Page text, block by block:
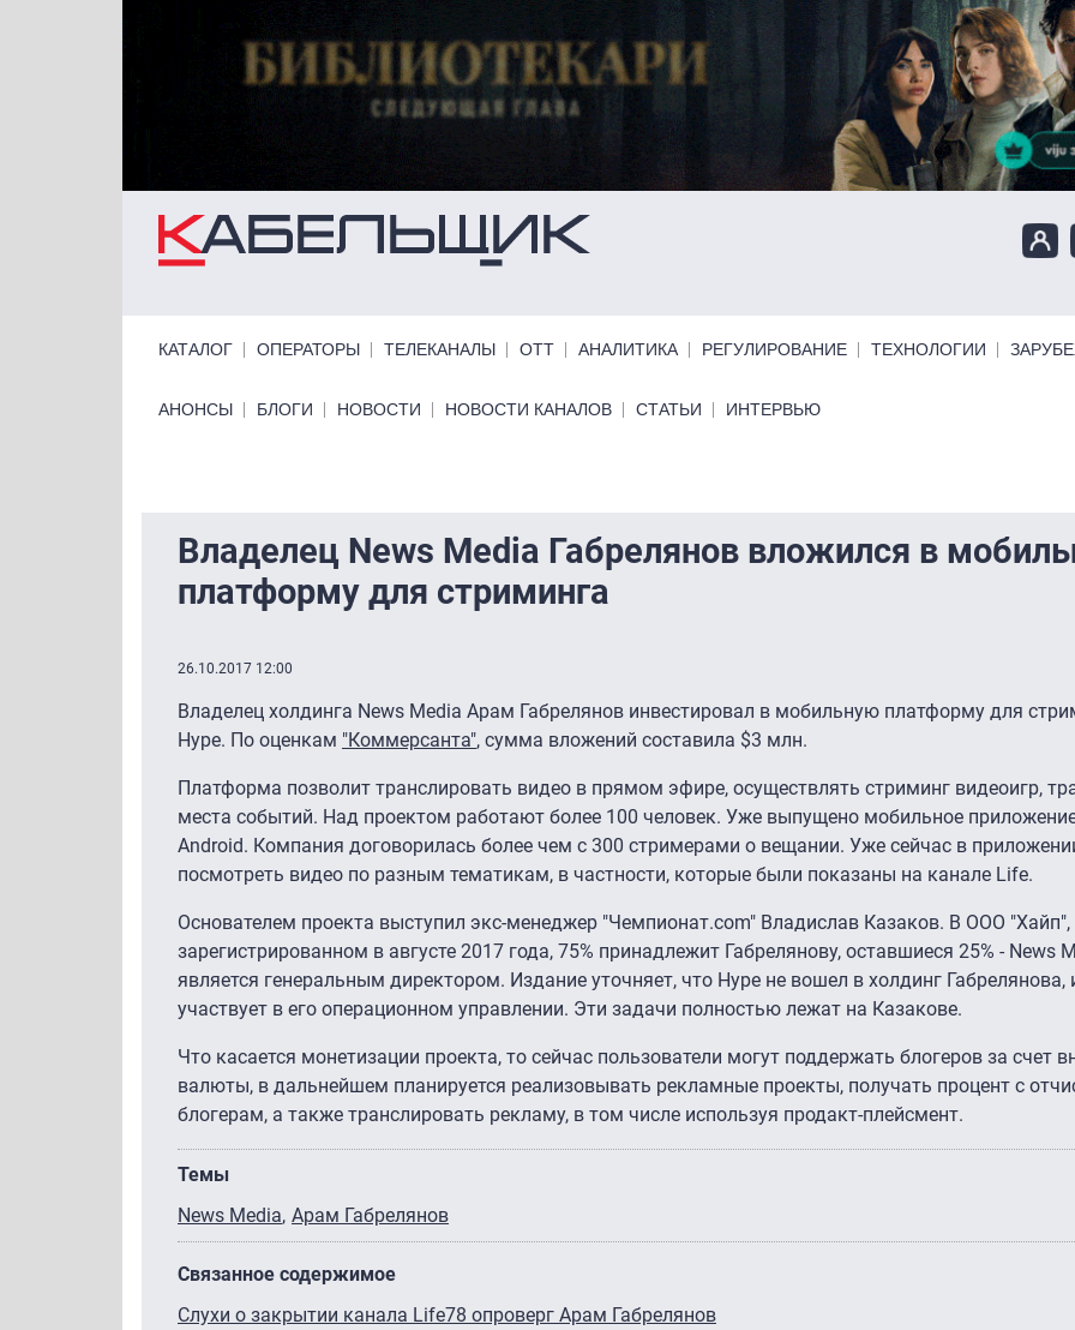
КАТАЛОГ ОПЕРАТОРЫ ТЕЛЕКАНАЛЫ ОТТ АНАЛИТИКА РЕГУЛИРОВАНИЕ ТЕХНОЛОГИИ
Primary links bottom
АНОНСЫ БЛОГИ НОВОСТИ НОВОСТИ КАНАЛОВ СТАТЬИ ИНТЕРВЬЮ
Владелец News Media Габрелянов вложился в
платформу для стриминга
26.10.2017 12:00
Владелец холдинга News Media Арам Габрелянов инвестировал в мобильную платформу для
Hype. По оценкам "Коммерсанта", сумма вложений составила $3 млн.
Платформа позволит транслировать видео в прямом эфире, осуществлять стриминг видеоигр,
места событий. Над проектом работают более 100 человек. Уже выпущено мобильное
Android. Компания договорилась более чем с 300 стримерами о вещании. Уже сейчас в
посмотреть видео по разным тематикам, в частности, которые были показаны на канале Life.
Основателем проекта выступил экс-менеджер "Чемпионат.com" Владислав Казаков. В ООО "Хайп",
зарегистрированном в августе 2017 года, 75% принадлежит Габрелянову, оставшиеся 25% - News
является генеральным директором. Издание уточняет, что Hype не вошел в холдинг Габрелянова,
участвует в его операционном управлении. Эти задачи полностью лежат на Казакове.
Что касается монетизации проекта, то сейчас пользователи могут поддержать блогеров за счет
валюты, в дальнейшем планируется реализовывать рекламные проекты, получать процент с
блогерам, а также транслировать рекламу, в том числе используя продакт-плейсмент.
Темы
News Media Арам Габрелянов
Связанное содержимое
Слухи о закрытии канала Life78 опроверг Арам Габрелянов